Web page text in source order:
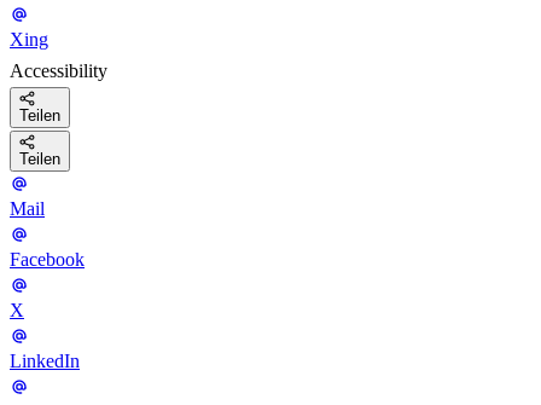
Xing
Accessibility
Teilen
Teilen
Mail
Facebook
X
LinkedIn